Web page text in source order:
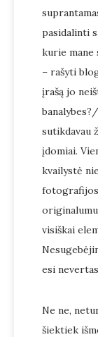
pasidalinti
kurie
– rašyti
įrašą jo
sutikdavau
įdomiai.
kvailystė
fotografijos
visiškai
esi
Ne ne,
šiektiek